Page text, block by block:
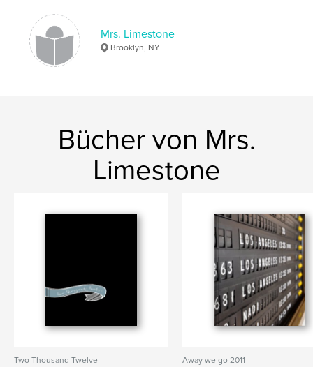
Mrs. Limestone
Brooklyn, NY
Bücher von Mrs.
Limestone
Two Thousand Twelve
Away we go 2011